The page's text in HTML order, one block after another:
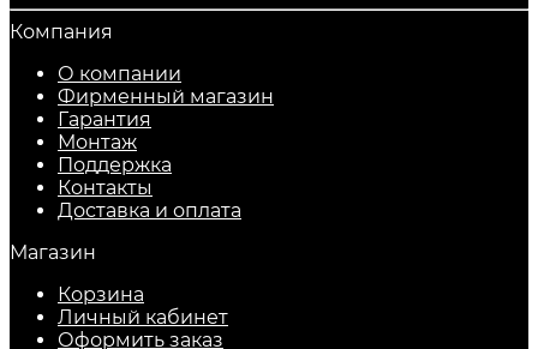
Компания
О компании
Фирменный магазин
Гарантия
Монтаж
Поддержка
Контакты
Доставка и оплата
Магазин
Корзина
Личный кабинет
Оформить заказ